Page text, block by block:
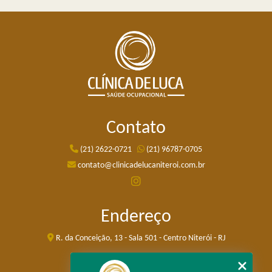
Contato
(21) 2622-0721
(21) 96787-0705
contato@clinicadelucaniteroi.com.br
Endereço
R. da Conceição, 13 - Sala 501 - Centro Niterói - RJ